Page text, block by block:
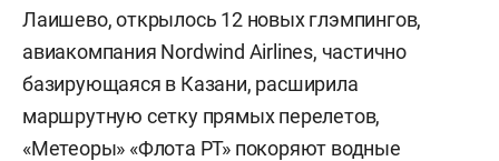
Лаишево, открылось 12 новых глэмпингов,
авиакомпания Nordwind Airlines, частично
базирующаяся в Казани, расширила
маршрутную сетку прямых перелетов,
«Метеоры» «Флота РТ» покоряют водные